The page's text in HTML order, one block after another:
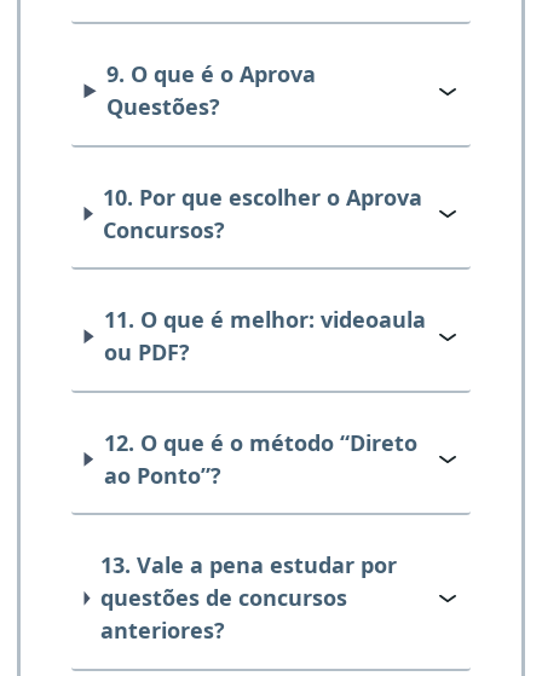
9. O que é o Aprova
Questões?
10. Por que escolher o Aprova
Concursos?
11. O que é melhor: videoaula
ou PDF?
12. O que é o método “Direto
ao Ponto”?
13. Vale a pena estudar por
questões de concursos
anteriores?